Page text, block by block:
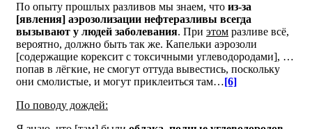
По опыту прошлых разливов мы знаем, что из-за
[явления] аэрозолизации нефтеразливы всегда
вызывают у людей заболевания. При этом разливе всё,
вероятно, должно быть так же. Капельки аэрозоли
[содержащие корексит с токсичными углеводородами], …
попав в лёгкие, не смогут оттуда вывестись, поскольку
они смолистые, и могут приклеиться там…[6]
По поводу дождей: